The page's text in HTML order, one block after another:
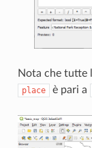
Nota che tutte
place è pari a